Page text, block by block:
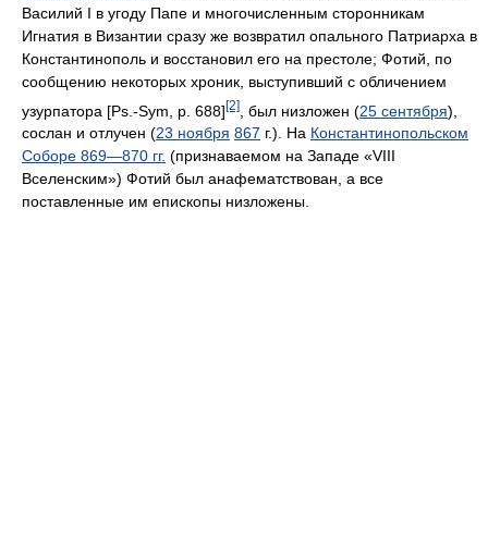
Василий I в угоду Папе и многочисленным сторонникам
Игнатия в Византии сразу же возвратил опального Патриарха в
Константинополь и восстановил его на престоле; Фотий, по
сообщению некоторых хроник, выступивший с обличением
узурпатора [Ps.-Sym, p. 688][2] , был низложен (25 сентября),
сослан и отлучен (23 ноября 867 г.). На Константинопольском
Соборе 869—870 гг. (признаваемом на Западе «VIII
Вселенским») Фотий был анафематствован, а все
поставленные им епископы низложены.